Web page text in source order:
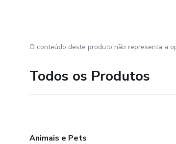
O conteúdo deste produto não representa a
Todos os Produtos
Animais e Pets